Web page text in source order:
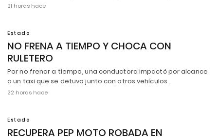
21 horas hace
Estado
NO FRENA A TIEMPO Y CHOCA CON
RULETERO
Por no frenar a tiempo, una conductora impactó por alcance
a un taxi que se detuvo junto con otros vehículos…
22 horas hace
Estado
RECUPERA PEP MOTO ROBADA EN